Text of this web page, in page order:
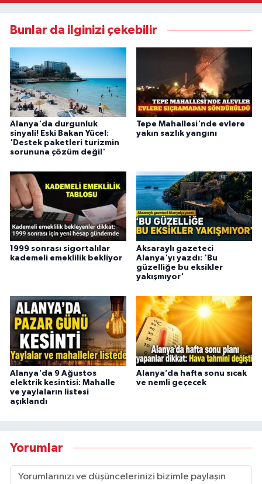
Bunlar da ilginizi çekebilir
Alanya'da durgunluk
sinyali! Eski Bakan Yücel:
'Destek paketleri turizmin
sorununa çözüm değil'
Tepe Mahallesi'nde evlere
yakın sazlık yangını
1999 sonrası sigortalılar
kademeli emeklilik bekliyor
Aksaraylı gazeteci
Alanya'yı yazdı: 'Bu
güzelliğe bu eksikler
yakışmıyor'
Alanya'da 9 Ağustos
elektrik kesintisi: Mahalle
ve yaylaların listesi
açıklandı
Alanya’da hafta sonu sıcak
ve nemli geçecek
Yorumlar